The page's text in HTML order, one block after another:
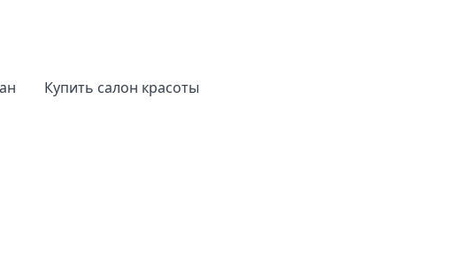
Купить салон красоты